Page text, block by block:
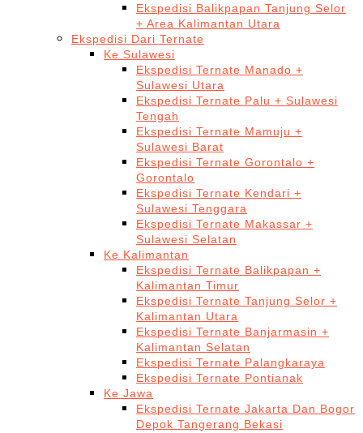
Ekspedisi Balikpapan Tanjung Selor
+ Area Kalimantan Utara
Ekspedisi Dari Ternate
Ke Sulawesi
Ekspedisi Ternate Manado +
Sulawesi Utara
Ekspedisi Ternate Palu + Sulawesi
Tengah
Ekspedisi Ternate Mamuju +
Sulawesi Barat
Ekspedisi Ternate Gorontalo +
Gorontalo
Ekspedisi Ternate Kendari +
Sulawesi Tenggara
Ekspedisi Ternate Makassar +
Sulawesi Selatan
Ke Kalimantan
Ekspedisi Ternate Balikpapan +
Kalimantan Timur
Ekspedisi Ternate Tanjung Selor +
Kalimantan Utara
Ekspedisi Ternate Banjarmasin +
Kalimantan Selatan
Ekspedisi Ternate Palangkaraya
Ekspedisi Ternate Pontianak
Ke Jawa
Ekspedisi Ternate Jakarta Dan Bogor
Depok Tangerang Bekasi